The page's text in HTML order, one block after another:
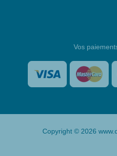
Vos
Copyright © 2026